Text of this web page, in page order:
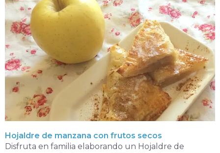
Hojaldre de manzana con frutos secos
Disfruta en familia elaborando un Hojaldre de